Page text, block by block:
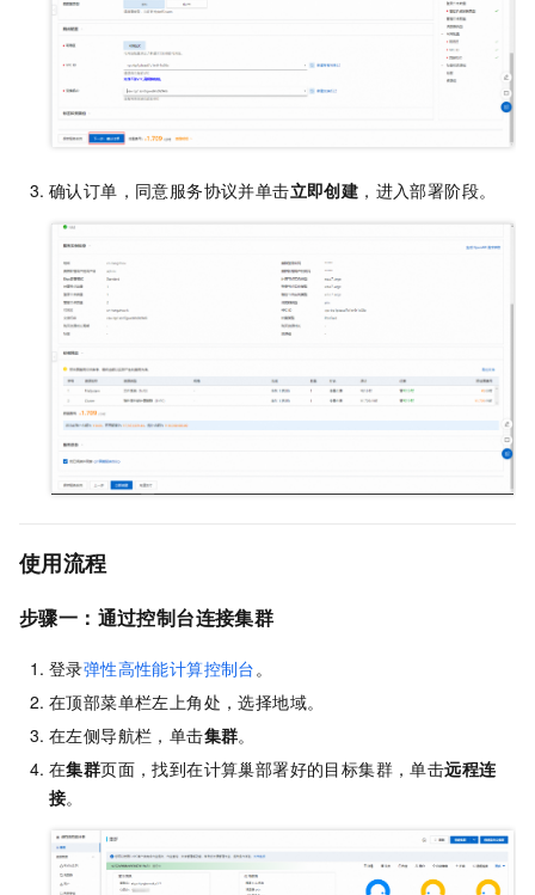
确认订单，同意服务协议并单击立即创建 ，进入部署阶段。
使用流程
步骤一：通过控制台连接集群
登录弹性高性能计算控制台。
在顶部菜单栏左上角处，选择地域。
在左侧导航栏，单击集群。
在集群页面，找到在计算巢部署好的目标集群，单击远程连
接。